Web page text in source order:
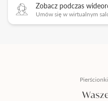
Zobacz podczas
Umów się w wirtualnym